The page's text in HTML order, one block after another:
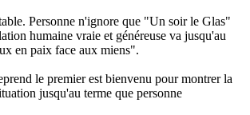
Personne n'ignore que "Un soir le Glas"
humaine vraie et généreuse va jusqu'au
en paix face aux miens".
le premier est bienvenu pour montrer la
jusqu'au terme que personne